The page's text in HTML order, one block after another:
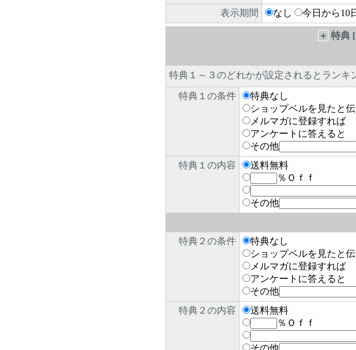
表示期間
なし 今日から10
＋ 特典
特典１～３のどれかが設定されるとランキ
特典１の条件
特典なし
ショップベルを見たと
メルマガに登録すれば
アンケートに答えると
その他
特典１の内容
送料無料
％Ｏｆｆ
その他
特典２の条件
特典なし
ショップベルを見たと
メルマガに登録すれば
アンケートに答えると
その他
特典２の内容
送料無料
％Ｏｆｆ
その他